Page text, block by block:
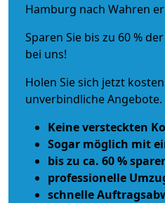
Hamburg nach Wahren
Sparen Sie bis zu 60 %
bei uns!
Holen Sie sich jetzt
unverbindliche Angebote.
Keine versteckten
Sogar möglich mit
bis zu ca. 60 %
professionelle
schnelle